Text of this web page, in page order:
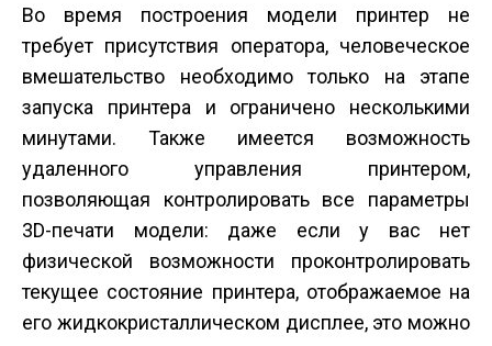
Во время построения модели принтер не
требует присутствия оператора, человеческое
вмешательство необходимо только на этапе
запуска принтера и ограничено несколькими
минутами. Также имеется возможность
удаленного управления принтером,
позволяющая контролировать все параметры
3D-печати модели: даже если у вас нет
физической возможности проконтролировать
текущее состояние принтера, отображаемое на
его жидкокристаллическом дисплее, это можно